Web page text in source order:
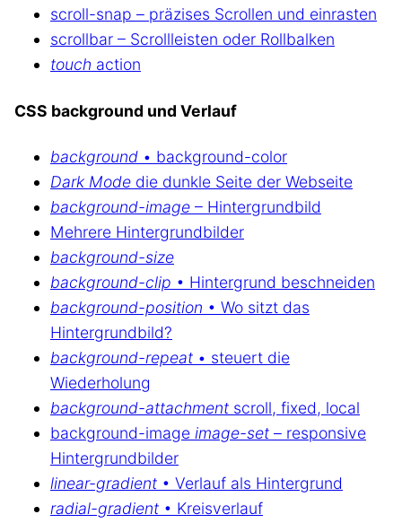
scroll-snap – präzises Scrollen und einrasten
scrollbar – Scrollleisten oder Rollbalken
touch action
CSS background und Verlauf
background • background-color
Dark Mode die dunkle Seite der Webseite
background-image – Hintergrundbild
Mehrere Hintergrundbilder
background-size
background-clip • Hintergrund beschneiden
background-position • Wo sitzt das
Hintergrundbild?
background-repeat • steuert die
Wiederholung
background-attachment scroll, fixed, local
background-image image-set – responsive
Hintergrundbilder
linear-gradient • Verlauf als Hintergrund
radial-gradient • Kreisverlauf